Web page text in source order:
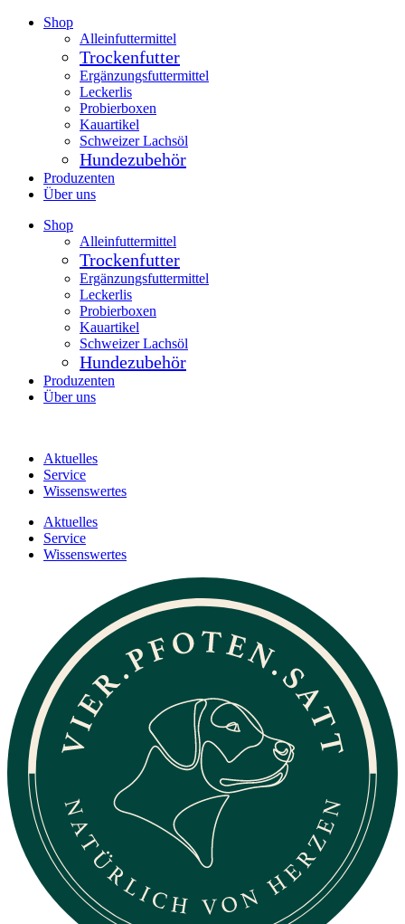
Zum
Shop
Alleinfuttermittel
Trockenfutter
Ergänzungsfuttermittel
Leckerlis
Probierboxen
Kauartikel
Schweizer Lachsöl
Hundezubehör
Produzenten
Über uns
Shop
Alleinfuttermittel
Trockenfutter
Ergänzungsfuttermittel
Leckerlis
Probierboxen
Kauartikel
Schweizer Lachsöl
Hundezubehör
Produzenten
Über uns
Aktuelles
Service
Wissenswertes
Aktuelles
Service
Wissenswertes